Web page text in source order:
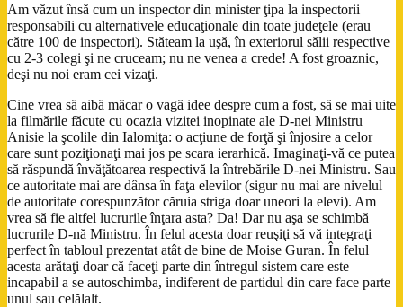
Am văzut însă cum un inspector din minister ţipa la inspectorii
responsabili cu alternativele educaţionale din toate judeţele (erau
către 100 de inspectori). Stăteam la uşă, în exteriorul sălii respective
cu 2-3 colegi şi ne cruceam; nu ne venea a crede! A fost groaznic,
deşi nu noi eram cei vizaţi.
Cine vrea să aibă măcar o vagă idee despre cum a fost, să se mai uite
la filmările făcute cu ocazia vizitei inopinate ale D-nei Ministru
Anisie la şcolile din Ialomiţa: o acţiune de forţă şi înjosire a celor
care sunt poziţionaţi mai jos pe scara ierarhică. Imaginaţi-vă ce putea
să răspundă învăţătoarea respectivă la întrebările D-nei Ministru. Sau
ce autoritate mai are dânsa în faţa elevilor (sigur nu mai are nivelul
de autoritate corespunzător căruia striga doar uneori la elevi). Am
vrea să fie altfel lucrurile înţara asta? Da! Dar nu aşa se schimbă
lucrurile D-nă Ministru. În felul acesta doar reuşiţi să vă integraţi
perfect în tabloul prezentat atât de bine de Moise Guran. În felul
acesta arătaţi doar că faceţi parte din întregul sistem care este
incapabil a se autoschimba, indiferent de partidul din care face parte
unul sau celălalt.